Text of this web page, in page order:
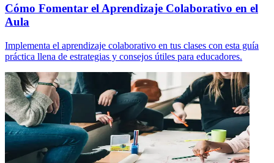
Cómo Fomentar el Aprendizaje Colaborativo en el
Aula
Implementa el aprendizaje colaborativo en tus clases con esta guía
práctica llena de estrategias y consejos útiles para educadores.